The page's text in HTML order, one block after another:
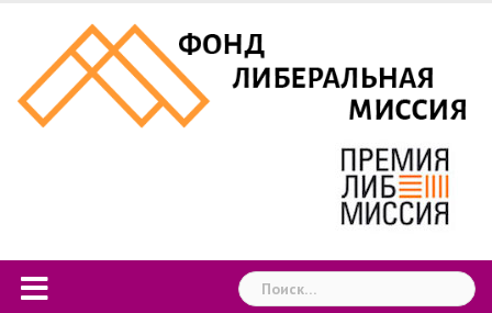
content
Найти: